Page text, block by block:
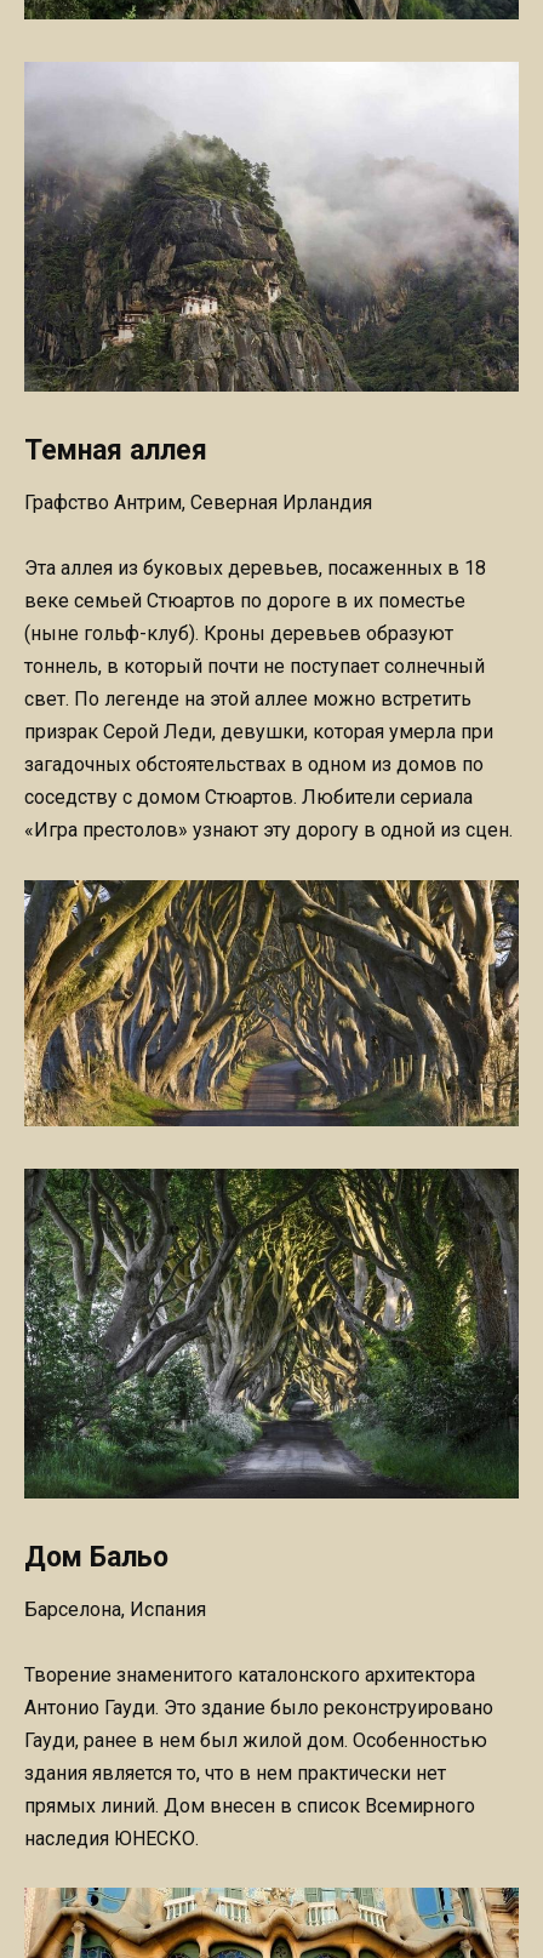
Темная аллея
Графство Антрим, Северная Ирландия
Эта аллея из буковых деревьев, посаженных в 18
веке семьей Стюартов по дороге в их поместье
(ныне гольф-клуб). Кроны деревьев образуют
тоннель, в который почти не поступает солнечный
свет. По легенде на этой аллее можно встретить
призрак Серой Леди, девушки, которая умерла при
загадочных обстоятельствах в одном из домов по
соседству с домом Стюартов. Любители сериала
«Игра престолов» узнают эту дорогу в одной из сцен.
Дом Бальо
Барселона, Испания
Творение знаменитого каталонского архитектора
Антонио Гауди. Это здание было реконструировано
Гауди, ранее в нем был жилой дом. Особенностью
здания является то, что в нем практически нет
прямых линий. Дом внесен в список Всемирного
наследия ЮНЕСКО.